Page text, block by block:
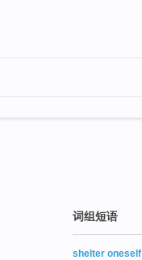
词组短语
shelter oneself